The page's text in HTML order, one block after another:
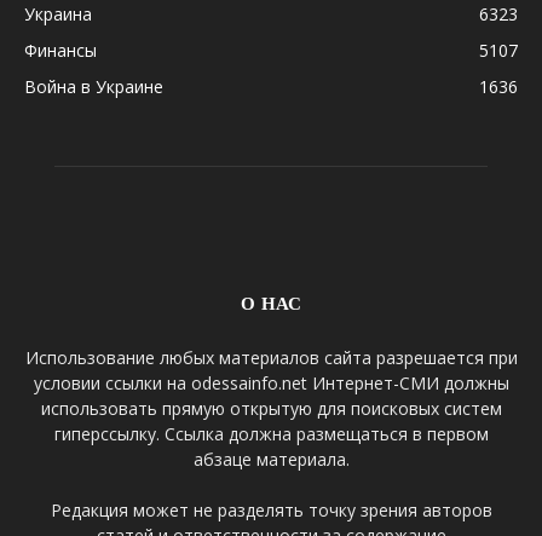
Украина
6323
Финансы
5107
Война в Украине
1636
О НАС
Использование любых материалов сайта разрешается при
условии ссылки на odessainfo.net Интернет-СМИ должны
использовать прямую открытую для поисковых систем
гиперссылку. Ссылка должна размещаться в первом
абзаце материала.
Редакция может не разделять точку зрения авторов